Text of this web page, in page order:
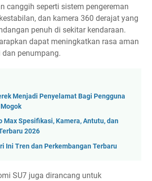
canggih seperti sistem pengereman
dan kamera 360 derajat yang
penuh di sekitar kendaraan.
dapat meningkatkan rasa aman
penumpang.
Menjadi Penyelamat Bagi Pengguna
Max Spesifikasi, Kamera, Antutu, dan
2026
Ini Tren dan Perkembangan Terbaru
SU7 juga dirancang untuk